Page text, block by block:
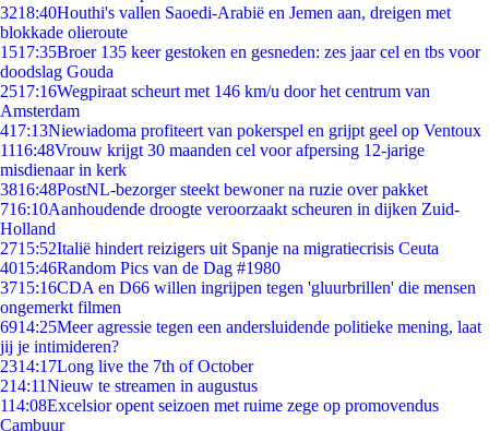
3218:40Houthi's vallen Saoedi-Arabië en Jemen aan, dreigen met
blokkade olieroute
1517:35Broer 135 keer gestoken en gesneden: zes jaar cel en tbs voor
doodslag Gouda
2517:16Wegpiraat scheurt met 146 km/u door het centrum van
Amsterdam
417:13Niewiadoma profiteert van pokerspel en grijpt geel op Ventoux
1116:48Vrouw krijgt 30 maanden cel voor afpersing 12-jarige
misdienaar in kerk
3816:48PostNL-bezorger steekt bewoner na ruzie over pakket
716:10Aanhoudende droogte veroorzaakt scheuren in dijken Zuid-
Holland
2715:52Italië hindert reizigers uit Spanje na migratiecrisis Ceuta
4015:46Random Pics van de Dag #1980
3715:16CDA en D66 willen ingrijpen tegen 'gluurbrillen' die mensen
ongemerkt filmen
6914:25Meer agressie tegen een andersluidende politieke mening, laat
jij je intimideren?
2314:17Long live the 7th of October
214:11Nieuw te streamen in augustus
114:08Excelsior opent seizoen met ruime zege op promovendus
Cambuur